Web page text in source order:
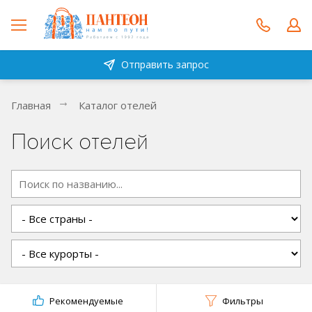
Отправить запрос
Главная Каталог отелей
Поиск отелей
Рекомендуемые Фильтры